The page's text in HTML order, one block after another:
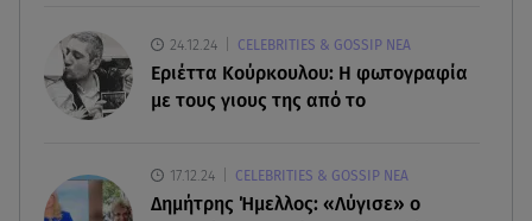
Κρήτη: Τι απαντά η ΕΛ.ΑΣ. για το βίντεο με τον
μεθυσμένο τουρίστα
αισθήσεις του ηλικιωμένος από πηγάδι
24.12.24 CELEBRITIES & GOSSIP ΝΕΑ
Εριέττα Κούρκουλου: Η φωτογραφία
με τους γιους της από το
17.12.24 CELEBRITIES & GOSSIP ΝΕΑ
Δημήτρης Ήμελλος: «Λύγισε» ο